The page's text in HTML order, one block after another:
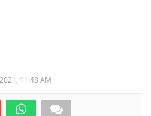
11:48 AM